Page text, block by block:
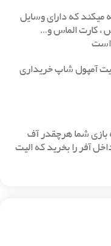
میکند که دارای وسایل
، کارت الماس و…
است
تنها با 600 جم از سایت آمپول شاپ خریداری
بازی شما هرچقدر آف
آفر را بخرید که الیت